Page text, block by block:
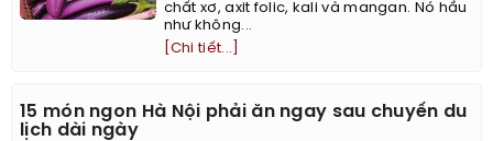
chất xơ, axit folic, kali và mangan. Nó hầu
như không...
[Chi tiết...]
15 món ngon Hà Nội phải ăn ngay sau chuyến du
lịch dài ngày